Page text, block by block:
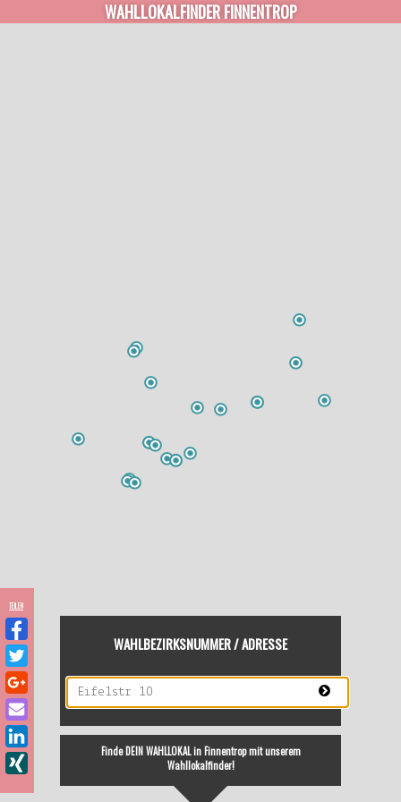
WAHLLOKALFINDER FINNENTROP
WAHLBEZIRKSNUMMER / ADRESSE
Finde DEIN WAHLLOKAL in Finnentrop mit unserem
Wahllokalfinder!
TEILEN